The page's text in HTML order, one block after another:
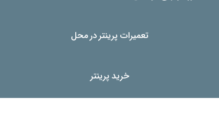
تعمیرات پرینتر در محل
خرید پرینتر